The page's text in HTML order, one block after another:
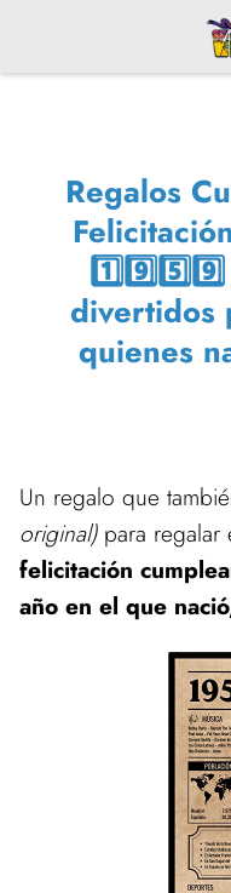
Regalos
divertidos
quienes
Un regalo que
original)para regalar
felicitación
año en el que